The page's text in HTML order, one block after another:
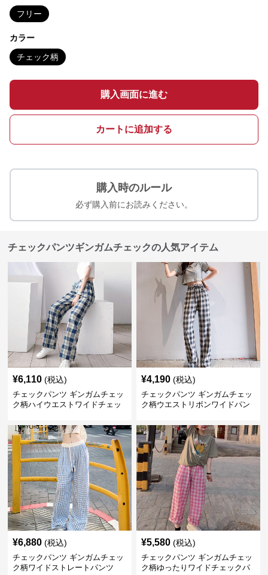
フリー
カラー
チェック柄
購入画面に進む
カートに追加する
購入時のルール
必ず購入前にお読みください。
チェックパンツギンガムチェックの人気アイテム
¥6,110 (税込)
チェックパンツ ギンガムチェッ
ク柄ハイウエストワイドチェッ
¥4,190 (税込)
チェックパンツ ギンガムチェッ
ク柄ウエストリボンワイドパン
¥6,880 (税込)
チェックパンツ ギンガムチェッ
ク柄ワイドストレートパンツ
¥5,580 (税込)
チェックパンツ ギンガムチェッ
ク柄ゆったりワイドチェックパ